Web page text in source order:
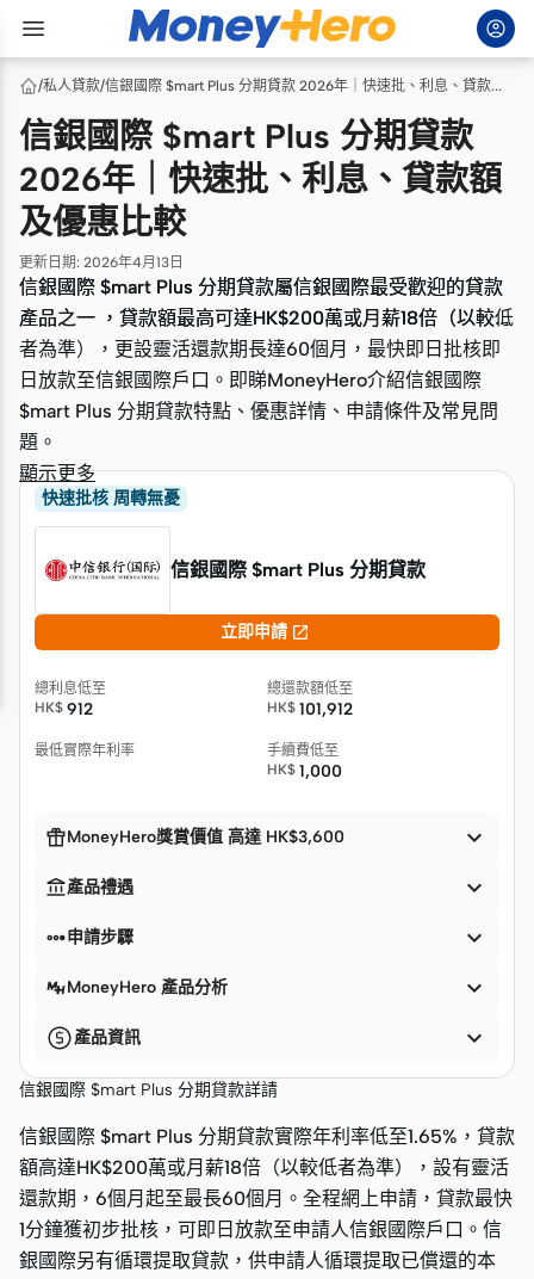
/私人貸款/ 信銀國際 $mart Plus 分期貸款 2026年｜快速批、利息、貸款額及優惠比較
信銀國際 $mart Plus 分期貸款
2026年｜快速批、利息、貸款額
及優惠比較
更新日期: 2026年4月13日
信銀國際 $mart Plus 分期貸款屬信銀國際最受歡迎的貸款
產品之一 ，貸款額最高可達HK$200萬或月薪18倍（以較低
者為準），更設靈活還款期長達60個月，最快即日批核即
日放款至信銀國際戶口。即睇MoneyHero介紹信銀國際
$mart Plus 分期貸款特點、優惠詳情、申請條件及常見問
題。
信銀國際 $mart Plus 分期貸款屬信銀國際最受歡迎的貸款
產品之一 ，貸款額最高可達HK$200萬或月薪18倍（以較低
者為準），更設靈活還款期長達60個月，最快即日批核即
日放款至信銀國際戶口。即睇MoneyHero介紹信銀國際
$mart Plus 分期貸款特點、優惠詳情、申請條件及常見問
題。
顯示更多
快速批核 周轉無憂
信銀國際 $mart Plus 分期貸款
立即申請 
總利息低至
HK$ 912
總還款額低至
HK$ 101,912
最低實際年利率
手續費低至
HK$ 1,000
MoneyHero獎賞價值 高達 HK$3,600 
產品禮遇 
申請步驟 
MoneyHero 產品分析 
產品資訊 
信銀國際 $mart Plus 分期貸款詳請
信銀國際 $mart Plus 分期貸款實際年利率低至1.65%，貸款
額高達HK$200萬或月薪18倍（以較低者為準），設有靈活
還款期，6個月起至最長60個月。全程網上申請，貸款最快
1分鐘獲初步批核，可即日放款至申請人信銀國際戶口。信
銀國際另有循環提取貸款，供申請人循環提取已償還的本